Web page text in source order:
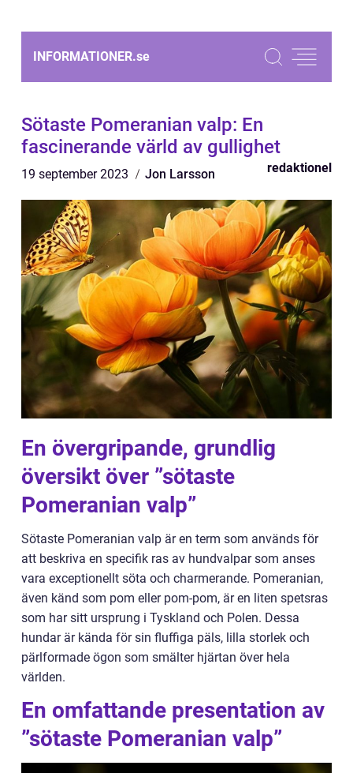
INFORMATIONER.se
Sötaste Pomeranian valp: En
fascinerande värld av gullighet
19 september 2023 Jon Larsson redaktionel
En övergripande, grundlig
översikt över ”sötaste
Pomeranian valp”
Sötaste Pomeranian valp är en term som används för
att beskriva en specifik ras av hundvalpar som anses
vara exceptionellt söta och charmerande. Pomeranian,
även känd som pom eller pom-pom, är en liten spetsras
som har sitt ursprung i Tyskland och Polen. Dessa
hundar är kända för sin fluffiga päls, lilla storlek och
pärlformade ögon som smälter hjärtan över hela
världen.
En omfattande presentation av
”sötaste Pomeranian valp”